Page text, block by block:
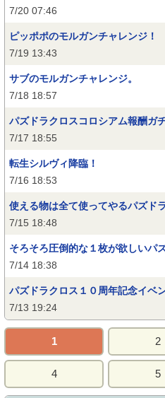
7/20 07:46
ピッポポのモルガンチャレンジ！
7/19 13:43
サブのモルガンチャレンジ。
7/18 18:57
パズドラクロスコロシアム報酬ガ
7/17 18:55
転生シルヴィ降臨！
7/16 18:53
使える物は全て使ってやるパズド
7/15 18:48
そろそろ圧倒的な１枚が欲しいパ
7/14 18:38
パズドラクロス１０周年記念イベ
7/13 19:24
1 2
4 5